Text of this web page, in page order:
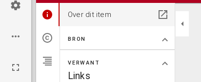
Over dit item
BRON
VERWANT
Links